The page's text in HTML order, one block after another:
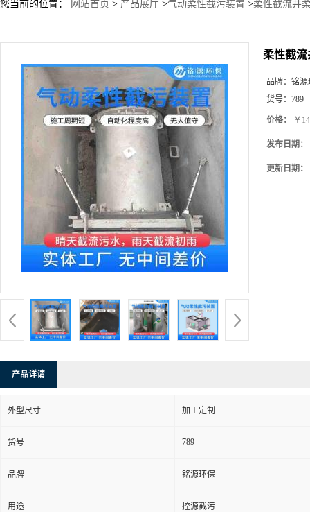
您当前的位置： 网站首页 > 产品展厅 >气动柔性截污装置 >柔性截流井
柔性截
品牌： 铭源
货号： 789
价格： ￥
发布日期：
更新日期：
产品详请
外型尺寸 加工定制
货号 789
品牌 铭源环保
用途 控源截污